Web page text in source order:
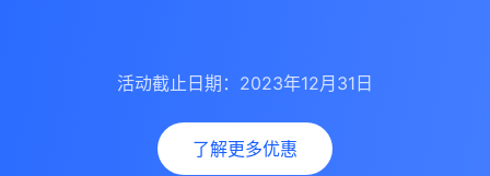
活动截止日期：2023年12月31日
了解更多优惠